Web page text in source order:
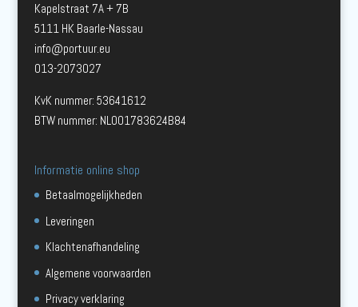
Kapelstraat 7A + 7B
5111 HK Baarle-Nassau
info@portuur.eu
013-2073027
KvK nummer: 53641612
BTW nummer: NL001783624B84
Informatie online shop
Betaalmogelijkheden
Leveringen
Klachtenafhandeling
Algemene voorwaarden
Privacy verklaring